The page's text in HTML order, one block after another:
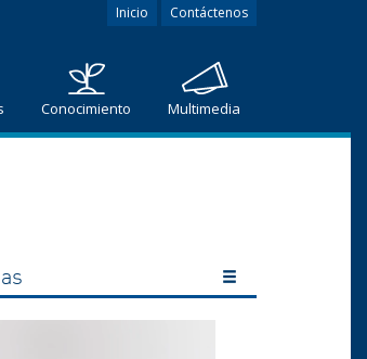
Inicio Contáctenos
Conocimiento Multimedia